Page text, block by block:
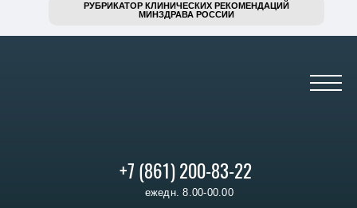
РУБРИКАТОР КЛИНИЧЕСКИХ РЕКОМЕНДАЦИЙ
МИНЗДРАВА РОССИИ
+7 (861) 200-83-22
ежедн. 8.00-00.00